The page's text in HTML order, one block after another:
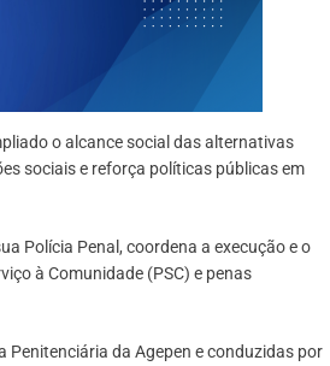
o alcance social das alternativas
sociais e reforça políticas públicas em
Polícia Penal, coordena a execução e o
à Comunidade (PSC) e penas
Penitenciária da Agepen e conduzidas por